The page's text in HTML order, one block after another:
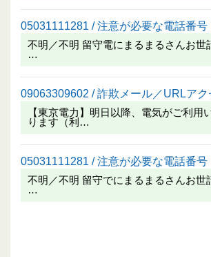
05031111281 / 注意が必要な電話番号
不明／不明 留守電にまるまるさんお世
…
09063309602 / 詐欺メール／URLア
【東京電力】明日以降、電気がご利用
ります（利…
05031111281 / 注意が必要な電話番号
不明／不明 留守でにまるまるさんお世
…